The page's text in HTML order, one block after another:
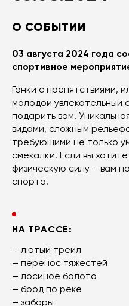
О СОБЫТИИ
03 августа 2024 года
спортивное
Гонки с препятствиями,
молодой увлекательный
подарить вам.
видами, сложным
требующими не только
смекалки. Если вы
физическую силу – вам
спорта.
НА ТРАССЕ:
— лютый трейл
— перенос тяжестей
— лосиное болото
— брод по реке
— заборы